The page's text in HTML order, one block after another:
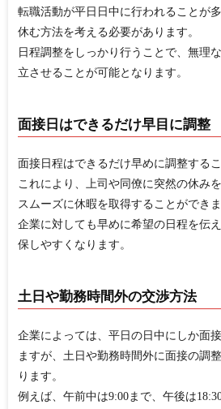
転職活動が平日日中に行われることが
休む方法を考える必要があります。
日程調整をしっかり行うことで、無理
立させることが可能となります。
面接日はできるだけ早目に調整
面接日程はできるだけ早めに調整する
これにより、上司や同僚に突然の休み
スムーズに休暇を取得することができま
企業に対しても早めに希望の日程を伝
保しやすくなります。
土日や勤務時間外の交渉方法
企業によっては、平日の日中にしか面
ますが、土日や勤務時間外に面接の調
ります。
例えば、午前中は9:00まで、午後は